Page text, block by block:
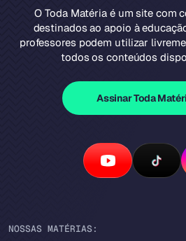
O Toda Matéria é um site com
destinados ao apoio à
professores podem utilizar
todos os conteúdos
Assinar Toda
NOSSAS MATÉRIAS: